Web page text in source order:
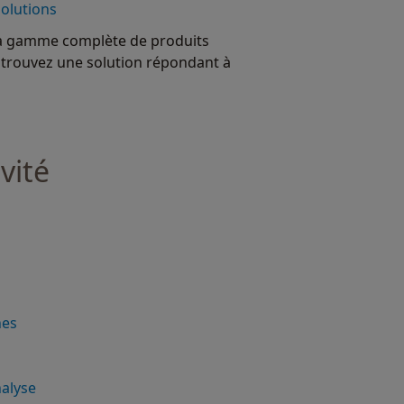
gamme complète de produits
une solution répondant à